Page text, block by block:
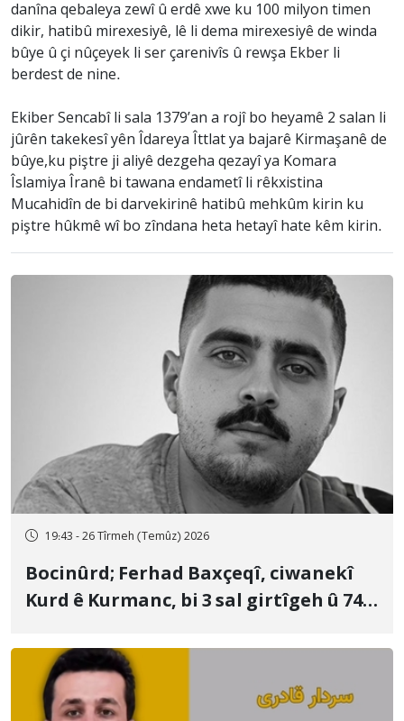
danîna qebaleya zewî û erdê xwe ku 100 milyon timen
dikir, hatibû mirexesiyê, lê li dema mirexesiyê de winda
bûye û çi nûçeyek li ser çarenivîs û rewşa Ekber li
berdest de nine.
Ekiber Sencabî li sala 1379’an a rojî bo heyamê 2 salan li
jûrên takekesî yên Îdareya Îttlat ya bajarê Kirmaşanê de
bûye,ku piştre ji aliyê dezgeha qezayî ya Komara
Îslamiya Îranê bi tawana endametî li rêkxistina
Mucahidîn de bi darvekirinê hatibû mehkûm kirin ku
piştre hûkmê wî bo zîndana heta hetayî hate kêm kirin.
19:43 - 26 Tîrmeh (Temûz) 2026
Bocinûrd; Ferhad Baxçeqî, ciwanekî
Kurd ê Kurmanc, bi 3 sal girtîgeh û 74